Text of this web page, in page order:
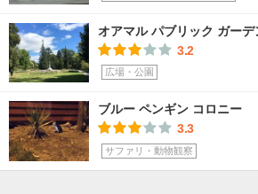
オアマル パブリック ガーデ
3.2
広場・公園
ブルー ペンギン コロニー
3.3
サファリ・動物観察